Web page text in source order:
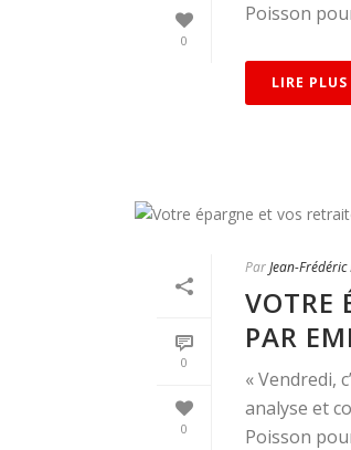
0
Poisson
LIRE PLUS
0
0
ParJean-Frédéric
VOTRE
PAR
« Vendredi,
analyse et
Poisson